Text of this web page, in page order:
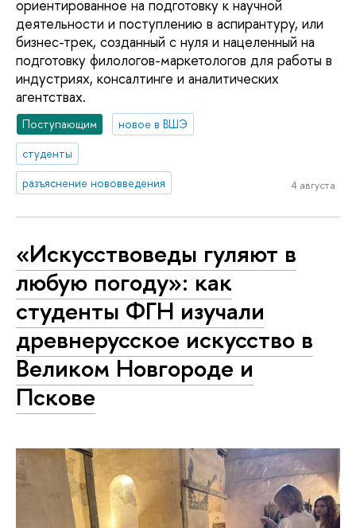
ориентированное на подготовку к научной
деятельности и поступлению в аспирантуру, или
бизнес-трек, созданный с нуля и нацеленный на
подготовку филологов-маркетологов для работы в
индустриях, консалтинге и аналитических
агентствах.
Поступающим
новое в ВШЭ
студенты
разъяснение нововведения
4 августа
«Искусствоведы гуляют в
любую погоду»: как
студенты ФГН изучали
древнерусское искусство в
Великом Новгороде и
Пскове